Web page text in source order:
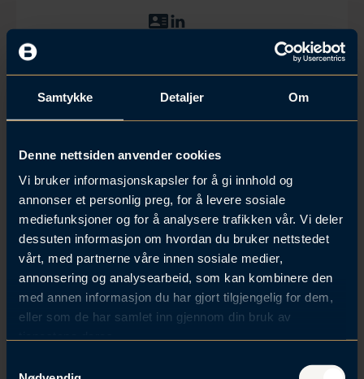
Samtykke Detaljer Om
Denne nettsiden anvender cookies
Vi bruker informasjonskapsler for å gi innhold og
annonser et personlig preg, for å levere sosiale
mediefunksjoner og for å analysere trafikken vår. Vi deler
dessuten informasjon om hvordan du bruker nettstedet
vårt, med partnerne våre innen sosiale medier,
annonsering og analysearbeid, som kan kombinere den
med annen informasjon du har gjort tilgjengelig for dem,
eller som de har samlet inn gjennom din bruk av
L
d
C
a
d
L
d
I
-
o
f
i
l
e
Styringsrettens grenser – hva faller
innenfor og utenfor?